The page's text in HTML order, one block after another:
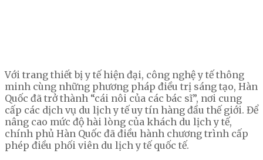
Với trang thiết bị y tế hiện đại, công nghệ y tế thông
minh cùng những phương pháp điều trị sáng tạo, Hàn
Quốc đã trở thành “cái nôi của các bác sĩ”, nơi cung
cấp các dịch vụ du lịch y tế uy tín hàng đầu thế giới. Để
nâng cao mức độ hài lòng của khách du lịch y tế,
chính phủ Hàn Quốc đã điều hành chương trình cấp
phép điều phối viên du lịch y tế quốc tế.